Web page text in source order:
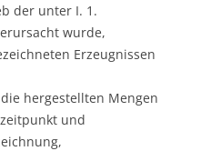
der unter I. 1.
wurde,
Erzeugnissen
hergestellten Mengen
und